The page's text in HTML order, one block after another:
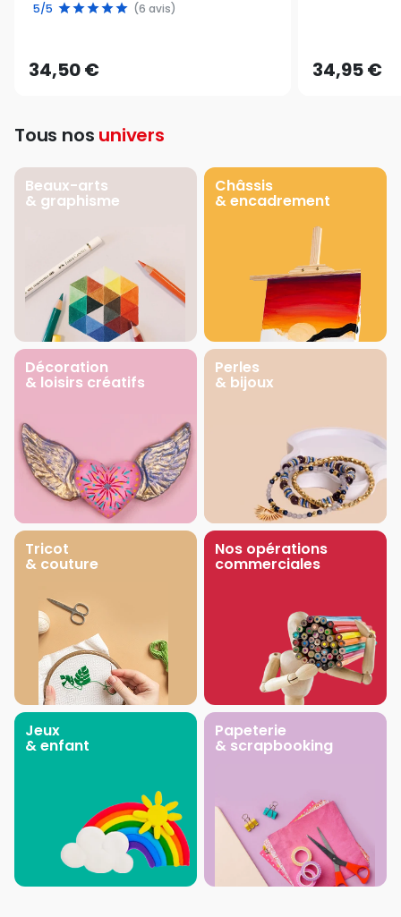
5/5 (6 avis)
34,50 € 34,95 €
Tous nos univers
Beaux-arts
& graphisme
Châssis
& encadrement
Décoration
& loisirs créatifs
Perles
& bijoux
Tricot
& couture
Nos opérations
commerciales
Jeux
& enfant
Papeterie
& scrapbooking